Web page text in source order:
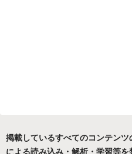
掲載しているすべてのコンテン
による読み込み・解析・学習等を